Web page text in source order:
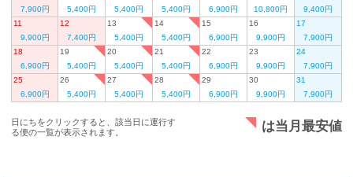
7,900円
5,400円
5,400円
5,400円
6,900円
10,800円
9,400円
11
9,900円
12
7,400円
13
5,400円
14
5,400円
15
6,900円
16
9,900円
17
7,900円
18
6,900円
19
5,400円
20
5,400円
21
5,400円
22
6,900円
23
9,900円
24
7,900円
25
6,900円
26
5,400円
27
5,400円
28
5,400円
29
6,900円
30
9,900円
31
7,900円
日にちをクリックすると、該当日に運行す
る便の一覧が表示されます。
は当月最安値